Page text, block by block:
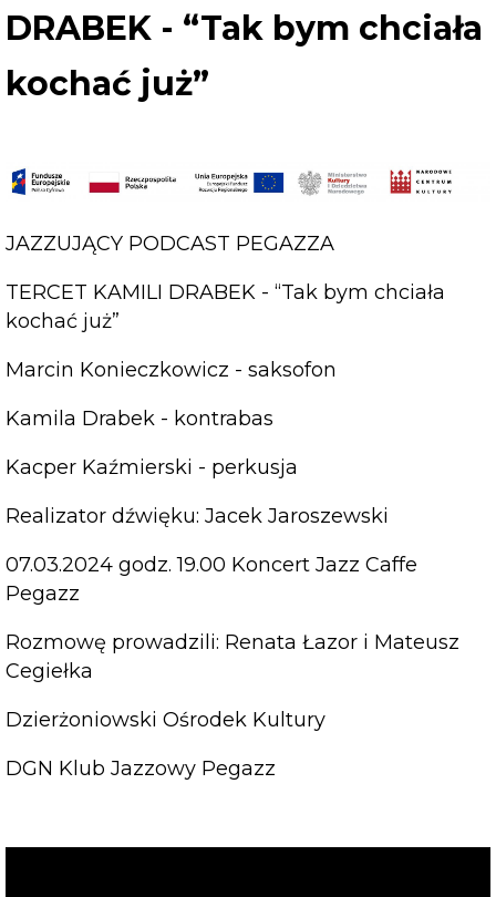
DRABEK - “Tak bym chciała
kochać już”
JAZZUJĄCY PODCAST PEGAZZA
TERCET KAMILI DRABEK - “Tak bym chciała
kochać już”
Marcin Konieczkowicz - saksofon
Kamila Drabek - kontrabas
Kacper Kaźmierski - perkusja
Realizator dźwięku: Jacek Jaroszewski
07.03.2024 godz. 19.00 Koncert Jazz Caffe
Pegazz
Rozmowę prowadzili: Renata Łazor i Mateusz
Cegiełka
Dzierżoniowski Ośrodek Kultury
DGN Klub Jazzowy Pegazz